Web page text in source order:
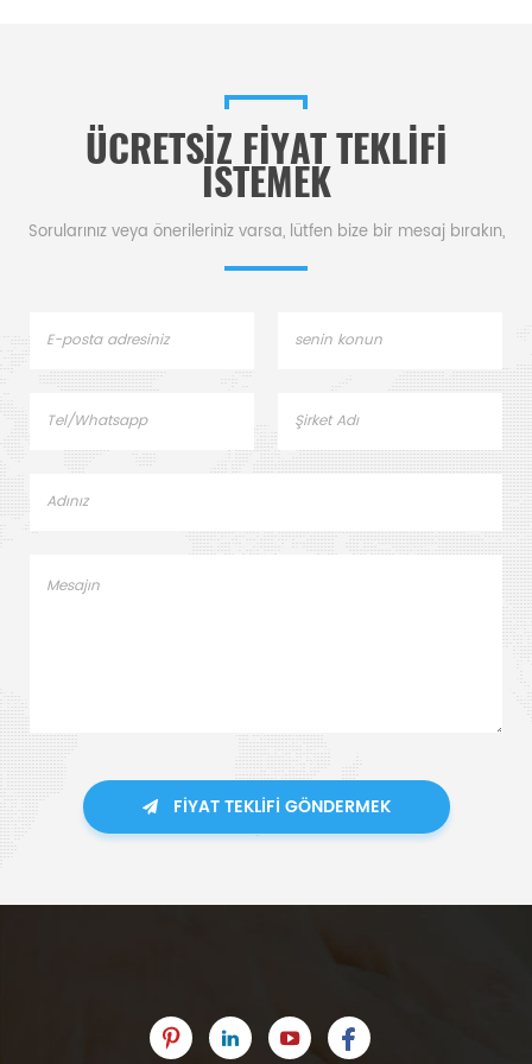
ÜCRETSIZ FIYAT TEKLIFI
ISTEMEK
Sorularınız veya önerileriniz varsa, lütfen bize bir mesaj bırakın,
FIYAT TEKLIFI GÖNDERMEK